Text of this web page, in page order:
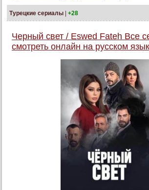
Турецкие сериалы +28
Черный свет / Eswed Fateh Все
смотреть онлайн на русском